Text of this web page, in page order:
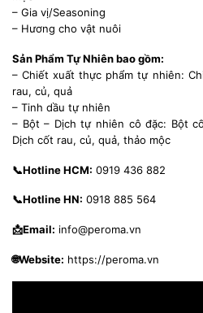
– Gia vị/Seasoning
– Hương cho vật nuôi
Sản Phẩm Tự Nhiên bao gồm:
– Chiết xuất thực phẩm tự nhiên:
rau, củ, quả
– Tinh dầu tự nhiên
– Bột – Dịch tự nhiên cô đặc: Bột
Dịch cốt rau, củ, quả, thảo mộc
📞Hotline HCM: 0919 436 882
📞Hotline HN: 0918 885 564
📩Email: info@peroma.vn
🌐Website: https://peroma.vn